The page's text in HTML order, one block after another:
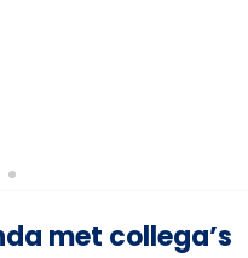
met collega’s